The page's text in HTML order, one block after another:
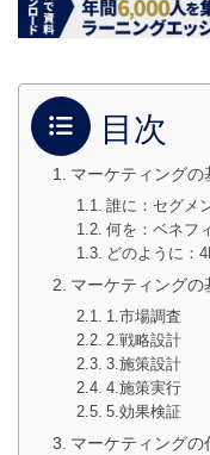
目次
マーケティングの
誰に：セグメ
何を：ベネフ
どのように：
マーケティング
1.市場調査
2.戦略設計
3.施策設計
4.施策実行
5.効果検証
マーケティングの